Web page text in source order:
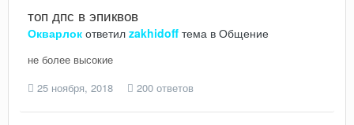
топ дпс в эпиквов
Окварлок ответил zakhidoff тема в Общение
не более высокие
25 ноября, 2018
200 ответов